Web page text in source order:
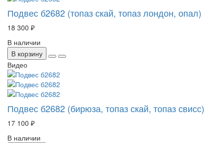
Подвес б2682 (топаз скай, топаз лондон, опал)
18 300 ₽
В наличии
В корзину
Видео
Подвес б2682 (бирюза, топаз скай, топаз свисс)
17 100 ₽
В наличии